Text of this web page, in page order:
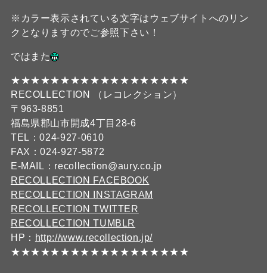
※カラー表示されている文字はウェブサイトへのリン
クとなりますのでご参照下さい！
ではまた
★★★★★★★★★★★★★★★★★★
RECOLLECTION （レコレクション）
〒963-8851
福島県郡山市開成4丁目28-6
TEL：024-927-0610
FAX：024-927-5872
E-MAIL：recollection@aury.co.jp
RECOLLECTION FACEBOOK
RECOLLECTION INSTAGRAM
RECOLLECTION TWITTER
RECOLLECTION TUMBLR
HP： http://www.recollection.jp/
★★★★★★★★★★★★★★★★★★